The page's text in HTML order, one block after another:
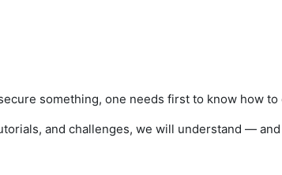
something, one needs first to know how to
and challenges, we will understand —